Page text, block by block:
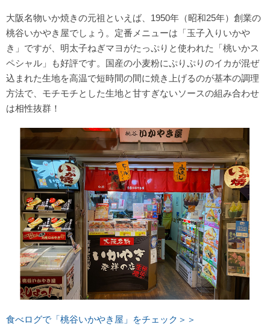
大阪名物いか焼きの元祖といえば、1950年（昭和25年）創業の
桃谷いかやき屋でしょう。定番メニューは「玉子入りいかや
き」ですが、明太子ねぎマヨがたっぷりと使われた「桃いかス
ペシャル」も好評です。国産の小麦粉にぷりぷりのイカが混ぜ
込まれた生地を高温で短時間の間に焼き上げるのが基本の調理
方法で、モチモチとした生地と甘すぎないソースの組み合わせ
は相性抜群！
食べログで「桃谷いかやき屋」をチェック＞＞